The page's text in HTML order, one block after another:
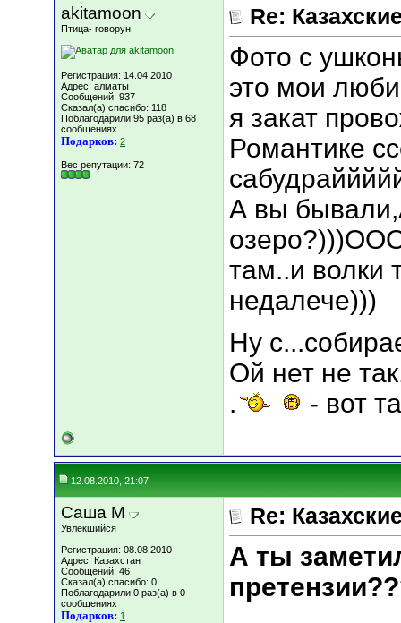
akitamoon
Птица- говорун
Регистрация: 14.04.2010
Адрес: алматы
Сообщений: 937
Сказал(а) спасибо: 118
Поблагодарили 95 раз(а) в 68
сообщениях
Подарков: 2
Вес репутации: 72
Re:
Фото с
это мои
я закат
Романтике
А вы
там..и волки
недалече)))
Ну
Ой нет не
.
- вот
12.08.2010, 21:07
Саша М
Увлекшийся
Регистрация: 08.08.2010
Адрес: Казахстан
Сообщений: 46
Сказал(а) спасибо: 0
Поблагодарили 0 раз(а) в 0
сообщениях
Подарков: 1
Re:
А ты